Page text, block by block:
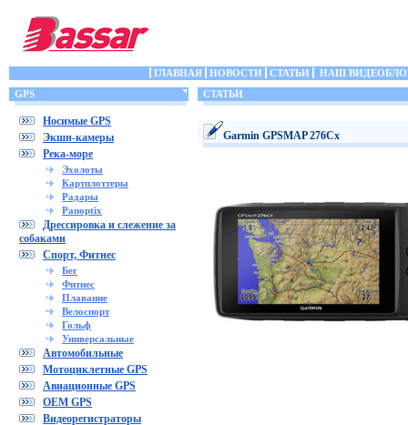
ГЛАВНАЯ НОВОСТИ СТАТЬИ
НАШ
GPS
Носимые GPS
Экшн-камеры
Река-море
Эхолоты
Картплоттеры
Радары
Panoptix
Дрессировка и слежение за
собаками
Спорт, Фитнес
Бег
Фитнес
Плавание
Велоспорт
Гольф
Универсальные
Автомобильные
Мотоциклетные GPS
Авиационные GPS
OEM GPS
Видеорегистраторы
СТАТЬИ
Garmin GPSMAP 276Cx